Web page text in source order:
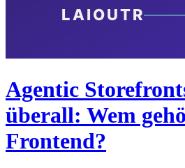
Agentic
überall: Wem
Frontend?